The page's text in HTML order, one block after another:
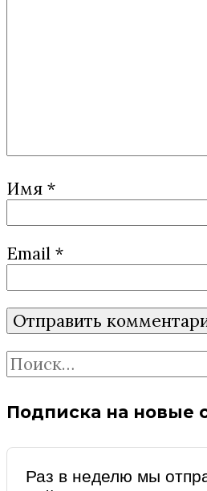
Имя *
Email *
Найти:
Подписка на новые
Раз в неделю мы